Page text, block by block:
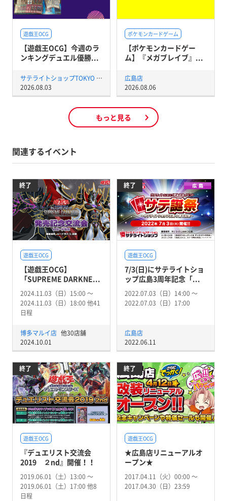
ポケモンカードゲーム
【ポケモンカードゲー
ム】『メガブレイブ』...
広島店
2026.08.06
遊戯王OCG
【遊戯王OCG】今週のラ
ンキングデュエル優勝...
サテライトショップTOKYO 秋葉原店
2026.08.03
もっと見る
関連するイベント
終了
遊戯王OCG
【遊戯王OCG】
「SUPREME DARKNE...
2024.11.03（日）15:00 〜
2024.11.03（日）18:00 他41
日程
博多マルイ店 他30店舗
2024.10.01
終了
遊戯王OCG
7/3(日)にサテライトショ
ップ広島3周年記念「...
2022.07.03（日）14:00 〜
2022.07.03（日）17:00
広島店
2022.06.11
終了
遊戯王OCG
『デュエリスト交流会
2019 ２nd』開催！！
2019.06.01（土）13:00 〜
2019.06.01（土）17:00 他8
日程
終了
遊戯王OCG
★広島店リニューアルオ
ープン★
2017.04.11（火）00:00 〜
2017.04.30（日）23:59